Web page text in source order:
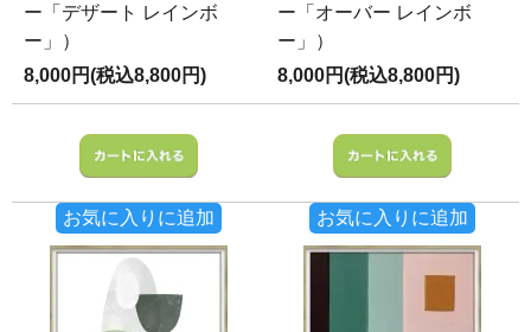
ー「デザート レインボ
ー」）
8,000円(税込8,800円)
お気に入りに追加
ー「オーバー レインボ
ー」）
8,000円(税込8,800円)
お気に入りに追加